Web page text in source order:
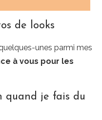
de looks
unes parmi mes
à vous pour les
quand je fais du